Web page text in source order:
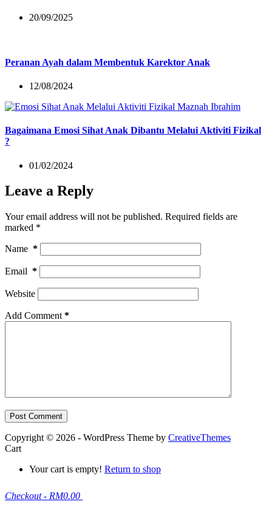
20/09/2025
Peranan Ayah dalam Membentuk Karektor Anak
12/08/2024
Bagaimana Emosi Sihat Anak Dibantu Melalui Aktiviti Fizikal
?
01/02/2024
Leave a Reply
Your email address will not be published. Required fields are
marked *
Name *
Email *
Website
Add Comment *
Post Comment
Copyright © 2026 - WordPress Theme by CreativeThemes
Cart
Your cart is empty! Return to shop
Checkout - RM0.00